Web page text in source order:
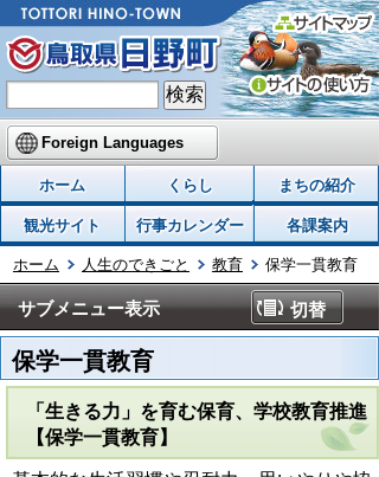
Foreign Languages
ホーム くらし まちの紹介
観光サイト 行事カレンダー 各課案内
ホーム 人生のできごと 教育 保学一貫教育
サブメニュー表示 切替
保学一貫教育
「生きる力」を育む保育、学校教育推進
【保学一貫教育】